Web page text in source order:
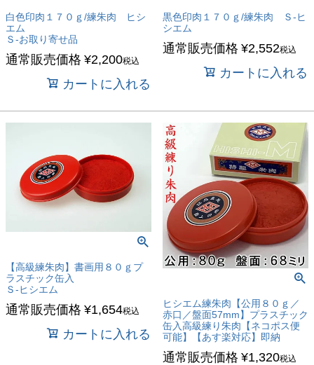
白色印肉１７０ｇ/練朱肉 ヒシ
エム
Ｓ-お取り寄せ品
通常販売価格 ¥2,200税込
カートに入れる
黒色印肉１７０ｇ/練朱肉 Ｓ-ヒ
シエム
通常販売価格 ¥2,552税込
カートに入れる
【高級練朱肉】書画用８０ｇプ
ラスチック缶入
Ｓ-ヒシエム
通常販売価格 ¥1,654税込
カートに入れる
ヒシエム練朱肉【公用８０ｇ／
赤口／盤面57mm】プラスチック
缶入高級練り朱肉【ネコポス便
可能】【あす楽対応】即納
通常販売価格 ¥1,320税込